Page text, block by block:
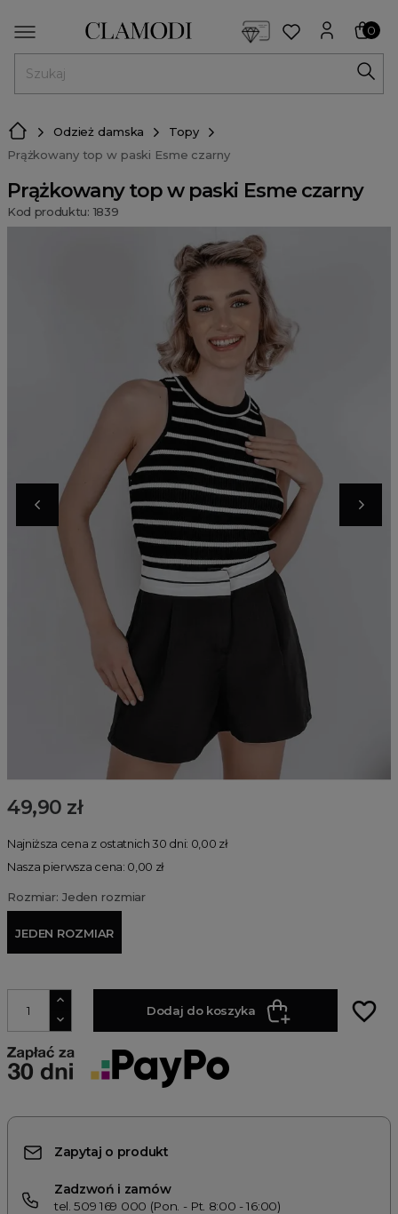
0
Odzież damska
Topy
Prążkowany top w paski Esme czarny
Prążkowany top w paski Esme czarny
Kod produktu: 1839
49,90 zł
Najniższa cena z ostatnich 30 dni: 0,00 zł
Nasza pierwsza cena: 0,00 zł
Rozmiar: Jeden rozmiar
JEDEN ROZMIAR
Dodaj do koszyka favorite_border
Zapytaj o produkt
Zadzwoń i zamów
tel. 509 169 000 (Pon. - Pt. 8:00 - 16:00)